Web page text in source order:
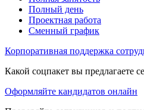
Полный день
Проектная работа
Сменный график
Корпоративная поддержка
Какой соцпакет вы предлагаете
Оформляйте кандидатов онлайн